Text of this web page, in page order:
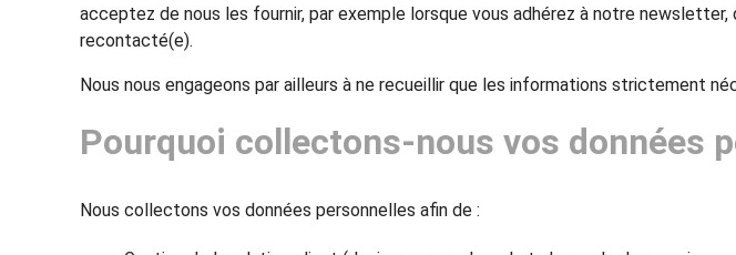
acceptez de nous les fournir, par exemple lorsque vous adhérez à notre
recontacté(e).
Nous nous engageons par ailleurs à ne recueillir que les informations strictement
Pourquoi collectons-nous vos données
Nous collectons vos données personnelles afin de :